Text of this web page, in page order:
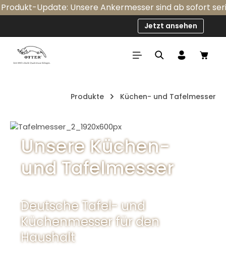
Zum Hauptinhalt springen
Update: Unsere Ankermesser sind ab sofort
Jetzt ansehen
Produkte Küchen- und Tafelmesser
Bildergalerie überspringen
Unsere Küchen-
und Tafelmesser
Deutsche Tafel- und
Küchenmesser für den
Haushalt